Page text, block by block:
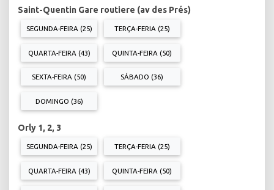
Saint-Quentin Gare routiere (av des Prés)
SEGUNDA-FEIRA (25) TERÇA-FERIA (25)
QUARTA-FEIRA (43) QUINTA-FEIRA (50)
SEXTA-FEIRA (50) SÁBADO (36)
DOMINGO (36)
Orly 1, 2, 3
SEGUNDA-FEIRA (25) TERÇA-FERIA (25)
QUARTA-FEIRA (43) QUINTA-FEIRA (50)